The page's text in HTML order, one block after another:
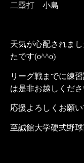
二塁打 小島
天気が心配されま
たです(o^^o)
リーグ戦までに練
は是非お越しくださ
応援よろしくお願い
至誠館大学硬式野